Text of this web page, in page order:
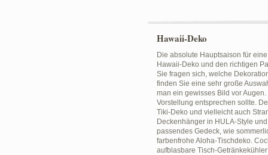
Hawaii-Deko
Die absolute Hauptsaison für
Hawaii-Deko und den richtigen
Sie fragen sich, welche
finden Sie eine sehr große
man ein gewisses Bild vor
Vorstellung entsprechen sollte.
Tiki-Deko und vielleicht auch
Deckenhänger in HULA-Style
passendes Gedeck, wie
farbenfrohe Aloha-Tischdeko.
aufblasbare Tisch-